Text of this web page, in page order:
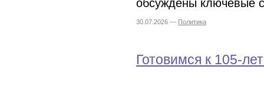
обсуждены ключевые
30.07.2026 — Политика
Готовимся к 105-